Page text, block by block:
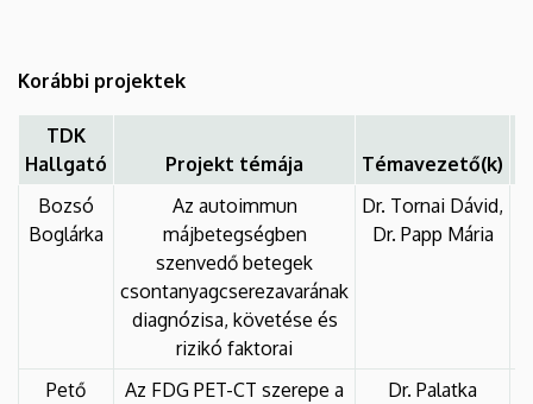
Korábbi projektek
TDK
Hallgató
Projekt témája Témavezető(k)
Bozsó
Boglárka
Az autoimmun
májbetegségben
szenvedő betegek
csontanyagcserezavarának
diagnózisa, követése és
rizikó faktorai
Dr. Tornai Dávid,
Dr. Papp Mária
Pető
Az FDG PET-CT szerepe a
Dr. Palatka